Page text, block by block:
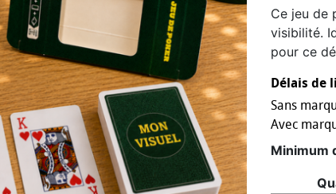
Ce jeu de
visibilité.
pour ce
mm avec
un fond
étui
500
Délais de
Sans
Avec
Minimum